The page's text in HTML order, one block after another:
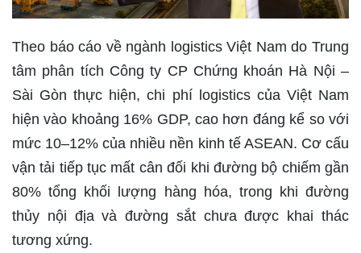
Theo báo cáo về ngành logistics Việt Nam do Trung
tâm phân tích Công ty CP Chứng khoán Hà Nội –
Sài Gòn thực hiện, chi phí logistics của Việt Nam
hiện vào khoảng 16% GDP, cao hơn đáng kể so với
mức 10–12% của nhiều nền kinh tế ASEAN. Cơ cấu
vận tải tiếp tục mất cân đối khi đường bộ chiếm gần
80% tổng khối lượng hàng hóa, trong khi đường
thủy nội địa và đường sắt chưa được khai thác
tương xứng.